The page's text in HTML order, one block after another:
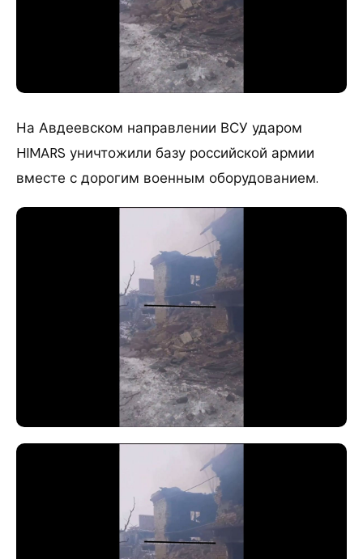
На Авдеевском направлении ВСУ ударом
HIMARS уничтожили базу российской армии
вместе с дорогим военным оборудованием.